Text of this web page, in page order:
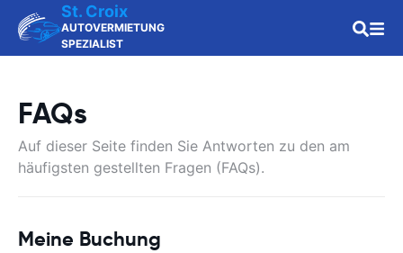
St. Croix
AUTOVERMIETUNG
SPEZIALIST
FAQs
Auf dieser Seite finden Sie Antworten zu den am
häufigsten gestellten Fragen (FAQs).
Meine Buchung